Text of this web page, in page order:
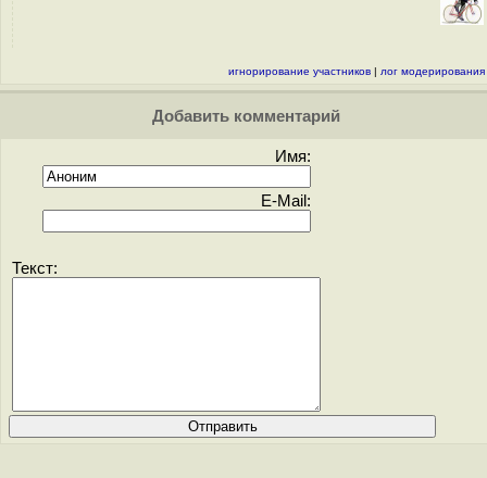
игнорирование участников | лог модерирования
Добавить комментарий
Имя:
E-Mail:
Текст: